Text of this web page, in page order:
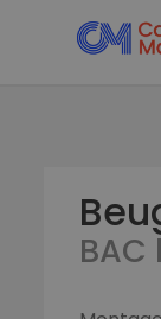
Home/
BAC beugel +
44-48